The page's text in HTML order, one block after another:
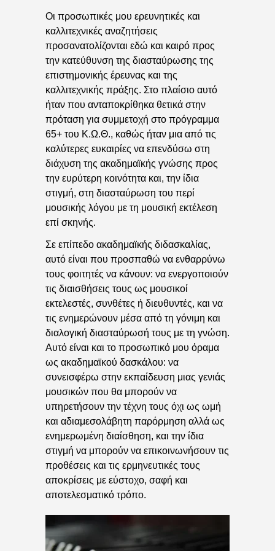
Οι προσωπικές μου ερευνητικές και
καλλιτεχνικές αναζητήσεις
προσανατολίζονται εδώ και καιρό προς
την κατεύθυνση της διασταύρωσης της
επιστημονικής έρευνας και της
καλλιτεχνικής πράξης. Στο πλαίσιο αυτό
ήταν που ανταποκρίθηκα θετικά στην
πρόταση για συμμετοχή στο πρόγραμμα
65+ του Κ.Ω.Θ., καθώς ήταν μια από τις
καλύτερες ευκαιρίες να επενδύσω στη
διάχυση της ακαδημαϊκής γνώσης προς
την ευρύτερη κοινότητα και, την ίδια
στιγμή, στη διασταύρωση του περί
μουσικής λόγου με τη μουσική εκτέλεση
επί σκηνής.
Σε επίπεδο ακαδημαϊκής διδασκαλίας,
αυτό είναι που προσπαθώ να ενθαρρύνω
τους φοιτητές να κάνουν: να ενεργοποιούν
τις διαισθήσεις τους ως μουσικοί
εκτελεστές, συνθέτες ή διευθυντές, και να
τις ενημερώνουν μέσα από τη γόνιμη και
διαλογική διασταύρωσή τους με τη γνώση.
Αυτό είναι και το προσωπικό μου όραμα
ως ακαδημαϊκού δασκάλου: να
συνεισφέρω στην εκπαίδευση μιας γενιάς
μουσικών που θα μπορούν να
υπηρετήσουν την τέχνη τους όχι ως ωμή
και αδιαμεσολάβητη παρόρμηση αλλά ως
ενημερωμένη διαίσθηση, και την ίδια
στιγμή να μπορούν να επικοινωνήσουν τις
προθέσεις και τις ερμηνευτικές τους
αποκρίσεις με εύστοχο, σαφή και
αποτελεσματικό τρόπο.